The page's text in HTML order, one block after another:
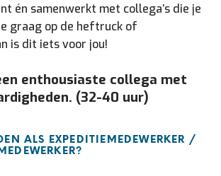
én samenwerkt met collega’s die je
graag op de heftruck of
is dit iets voor jou!
enthousiaste collega met
(32-40 uur)
ALS EXPEDITIEMEDEWERKER /